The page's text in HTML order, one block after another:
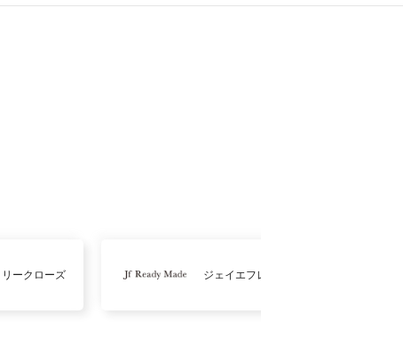
ークローズ ジェイエフレディメイド